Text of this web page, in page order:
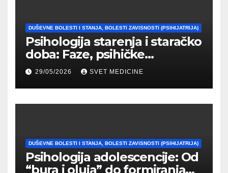
DUŠEVNE BOLESTI I STANJA, BOLESTI ZAVISNOSTI (PSIHIJATRIJA)
Psihologija starenja i staračko
doba: Faze, psihičke
promene i tipovi
prilagođavanja
29/05/2026 SVET MEDICINE
DUŠEVNE BOLESTI I STANJA, BOLESTI ZAVISNOSTI (PSIHIJATRIJA)
Psihologija adolescencije: Od
“bura i oluja” do formiranja